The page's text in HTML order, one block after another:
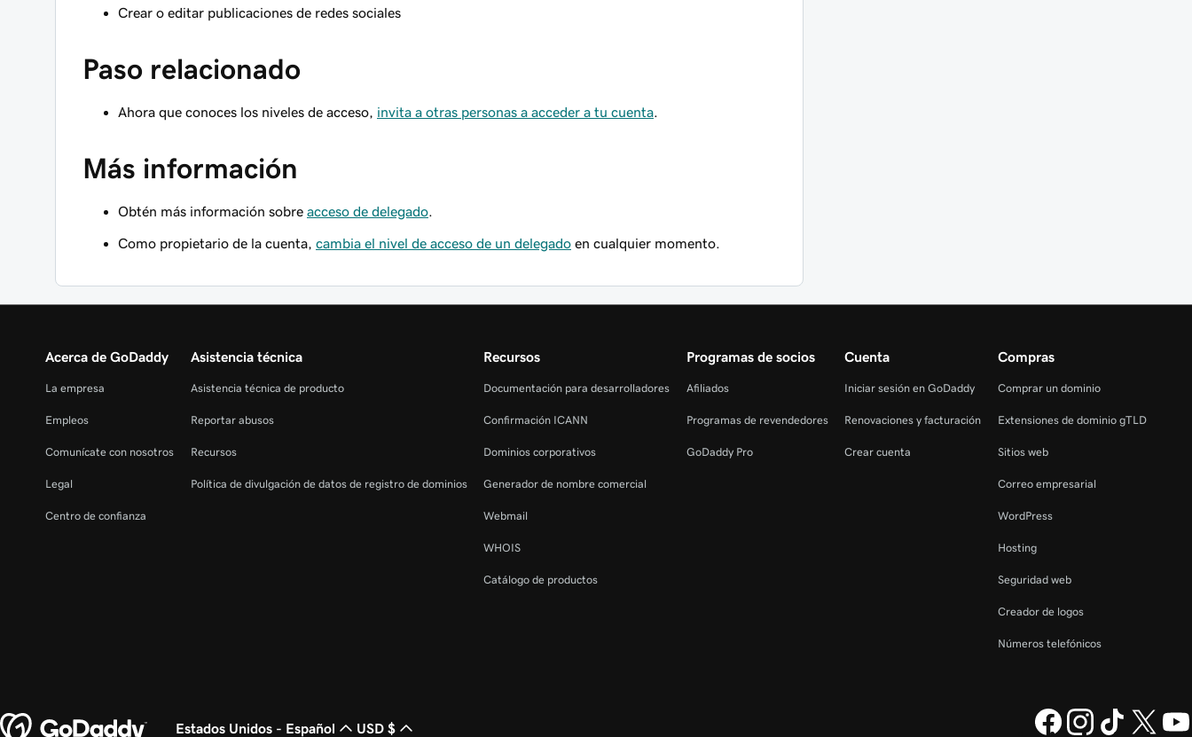
Crear o editar publicaciones de redes sociales
Paso relacionado
Ahora que conoces los niveles de acceso, invita a otras personas a acceder a tu cuenta
Más información
Obtén más información sobre acceso de delegado
Como propietario de la cuenta, cambia el nivel de acceso de un delegado en cualquier momento.
Acerca de GoDaddy
La empresa
Empleos
Comunícate con nosotros
Legal
Centro de confianza
Asistencia técnica
Asistencia técnica de producto
Reportar abusos
Recursos
Política de divulgación de datos de registro de dominios
Recursos
Documentación para desarrolladores
Confirmación ICANN
Dominios corporativos
Generador de nombre comercial
Webmail
WHOIS
Catálogo de productos
Programas de socios
Afiliados
Programas de revendedores
GoDaddy Pro
Cuenta
Iniciar sesión en GoDaddy
Renovaciones y facturación
Crear cuenta
Compras
Comprar un dominio
Extensiones de dominio gTLD
Sitios web
Correo empresarial
WordPress
Hosting
Seguridad web
Creador de logos
Números telefónicos
Estados Unidos - Español USD $